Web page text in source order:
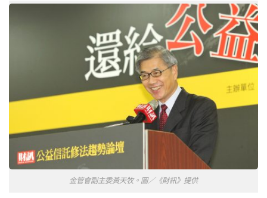
金管會副主委黃天牧。圖／《財訊》提供